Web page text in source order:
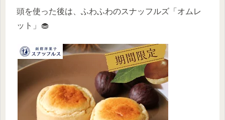
頭を使った後は、ふわふわのスナッフルズ「オムレ
ット」🧁